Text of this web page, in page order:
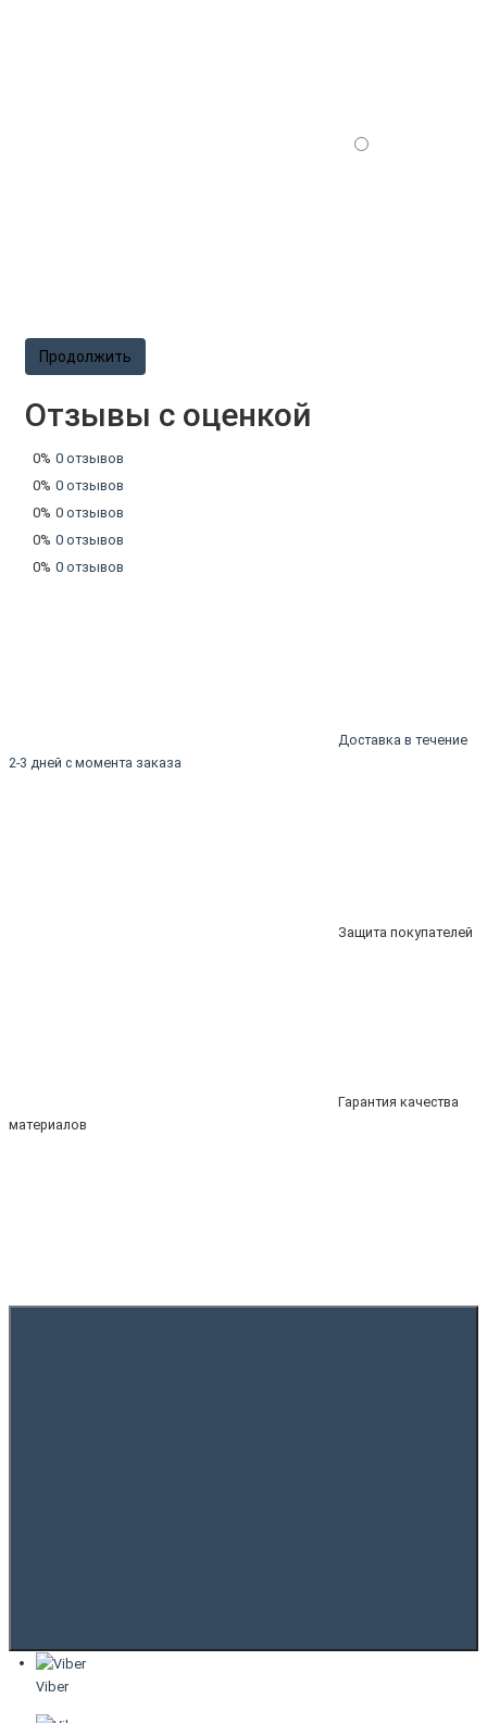
Продолжить
Отзывы с оценкой
0% 0 отзывов
0% 0 отзывов
0% 0 отзывов
0% 0 отзывов
0% 0 отзывов
Доставка в течение
2-3 дней с момента заказа
Защита покупателей
Гарантия качества
материалов
Viber